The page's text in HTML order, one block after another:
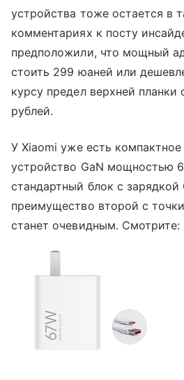
устройства тоже остается в
комментариях к посту
предположили, что мощный
стоить 299 юаней или
курсу предел верхней планки
рублей.
У Xiaomi уже есть компактное
устройство GaN мощностью
стандартный блок с зарядкой
преимущество второй с
станет очевидным. Смотрите: